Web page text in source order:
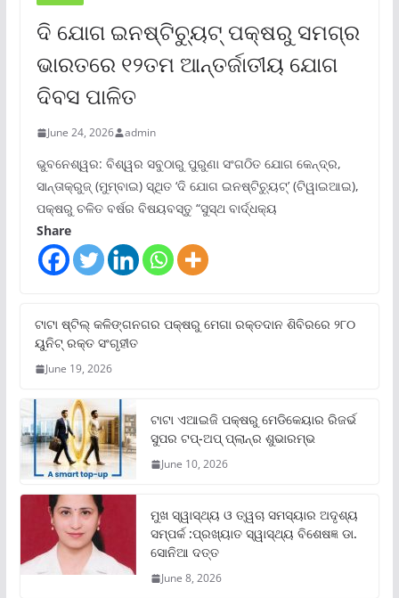
ଦି ଯୋଗ ଇନଷ୍ଟିଚ୍ୟୁଟ୍ ପକ୍ଷରୁ ସମଗ୍ର
ଭାରତରେ ୧୨ତମ ଆନ୍ତର୍ଜାତୀୟ ଯୋଗ
ଦିବସ ପାଳିତ
June 24, 2026 admin
ଭୁବନେଶ୍ୱର: ବିଶ୍ୱର ସବୁଠାରୁ ପୁରୁଣା ସଂଗଠିତ ଯୋଗ କେନ୍ଦ୍ର,
ସାନ୍ତାକ୍ରୁଜ୍ (ମୁମ୍ବାଇ) ସ୍ଥିତ ‘ଦି ଯୋଗ ଇନଷ୍ଟିଚ୍ୟୁଟ୍‌’ (ଟିୱାଇଆଇ),
ପକ୍ଷରୁ ଚଳିତ ବର୍ଷର ବିଷୟବସ୍ତୁ “ସୁସ୍ଥ ବାର୍ଦ୍ଧକ୍ୟ
Share
ଟାଟା ଷ୍ଟିଲ୍‌ କଳିଙ୍ଗନଗର ପକ୍ଷରୁ ମେଗା ରକ୍ତଦାନ ଶିବିରରେ ୨୮୦
ୟୁନିଟ୍‌ ରକ୍ତ ସଂଗୃହୀତ
June 19, 2026
ଟାଟା ଏଆଇଜି ପକ୍ଷରୁ ମେଡିକେୟାର ରିଜର୍ଭ
ସୁପର ଟପ୍‌-ଅପ୍ ପ୍ଲାନ୍‌ର ଶୁଭାରମ୍ଭ
June 10, 2026
ମୁଖ ସ୍ୱାସ୍ଥ୍ୟ ଓ ତ୍ୱଚା ସମସ୍ୟାର ଅଦୃଶ୍ୟ
ସମ୍ପର୍କ :ପ୍ରଖ୍ୟାତ ସ୍ୱାସ୍ଥ୍ୟ ବିଶେଷଜ୍ଞ ଡା.
ସୋନିଆ ଦତ୍ତ
June 8, 2026